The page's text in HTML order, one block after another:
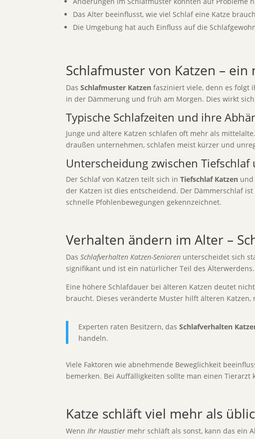
Das Alter beeinflusst, wie viel Schlaf eine Katze
Die Umgebung hat auch Einfluss auf die
Schlafmuster von Katzen –
Das Schlafmuster Katzen fasziniert viele, denn es folgt
in der Dämmerung und früh am Morgen. Dies wirkt
Typische Schlafzeiten und ihre
Junge und ältere Katzen schlafen oft mehr als
draußen unternehmen, schlafen meist kürzer und
Unterscheidung zwischen
Der Schlaf von Katzen teilt sich in Tiefschlaf Katzen und
der Katzen ist dies entscheidend. Der Dämmerschlaf
schnelle Pfohlenbewegungen gekennzeichnet.
Verhalten ändern im Alter –
Das Schlafverhalten Katzen-Senioren unterscheidet sich
signifikant und ist ein natürlicher Teil des Älterwerdens.
Eine höhere Schlafdauer bei älteren Katzen deutet
braucht. Dieses veränderte Muster hilft älteren Katzen,
Experten raten Besitzern, das Schlafverhalten
handeln.
Viele Faktoren wie abnehmende Beweglichkeit
bemerken. Bei Auffälligkeiten sollte man einen Tierarzt
Katze schläft viel mehr als
Wenn Ihr Haustier mehr schläft als sonst, kann das ein